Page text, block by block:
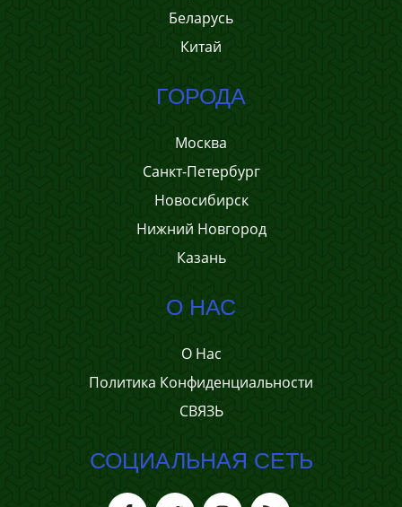
Беларусь
Китай
ГОРОДА
Москва
Санкт-Петербург
Новосибирск
Нижний Новгород
Казань
О НАС
О Нас
Политика Конфиденциальности
СВЯЗЬ
СОЦИАЛЬНАЯ СЕТЬ